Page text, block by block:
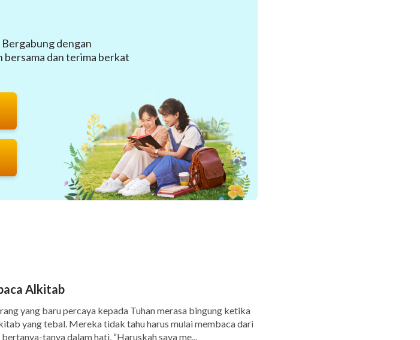
dengan
bersama dan terima berkat
Alkitab
yang baru percaya kepada Tuhan merasa bingung ketika
yang tebal. Mereka tidak tahu harus mulai membaca dari
tanya dalam hati, “Haruskah saya me...